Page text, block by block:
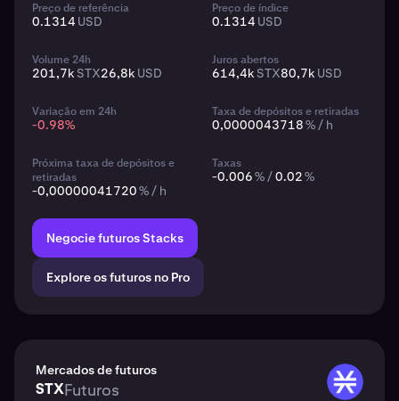
Preço de referência
0.1314 USD
Preço de índice
0.1314 USD
Volume 24h
201,7kSTX26,8k USD
Juros abertos
614,4kSTX80,7k USD
Variação em 24h
-0.98%
Taxa de depósitos e retiradas
0,0000043718% / h
Próxima taxa de depósitos e
retiradas
-0,00000041720% / h
Taxas
-0.006% /0.02%
Negocie futuros Stacks
Explore os futuros no Pro
Mercados de futuros
STXFuturos STX